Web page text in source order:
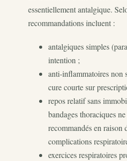
essentiellement antalgique.
recommandations incluent :
antalgiques simples
intention ;
anti-inflammatoires non
cure courte sur
repos relatif sans
bandages thoraciques
recommandés en raison
complications
exercices respiratoires